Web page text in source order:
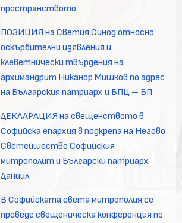
пространството
ПОЗИЦИЯ на Светия Синод относно
оскърбителни изявления и
клеветнически твърдения на
архимандрит Никанор Мишков по адрес
на Българския патриарх и БПЦ – БП
ДЕКЛАРАЦИЯ на свещенството в
Софийска епархия в подкрепа на Негово
Светейшество Софийския
митрополит и Български патриарх
Даниил
В Софийската света митрополия се
проведе свещеническа конференция по